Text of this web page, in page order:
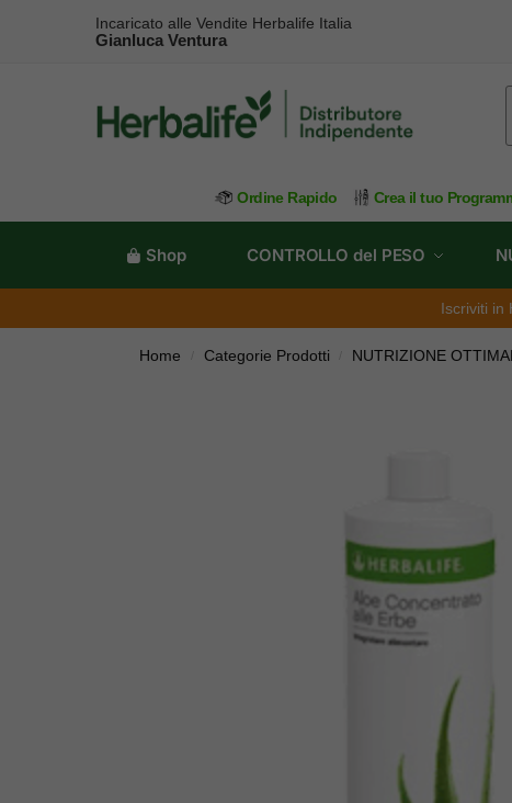
Incaricato alle Vendite Herbalife Italia
Gianluca Ventura
Ordine Rapido Crea il tuo
Shop CONTROLLO del PESO
Iscriviti in
Home Categorie Prodotti NUTRIZIONE